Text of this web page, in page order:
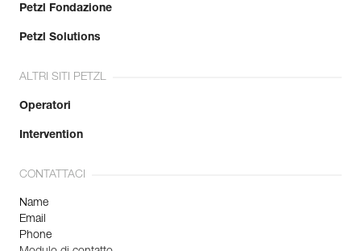
Petzl Fondazione
Petzl Solutions
ALTRI SITI PETZL
Operatori
Intervention
CONTATTACI
Name
Email
Phone